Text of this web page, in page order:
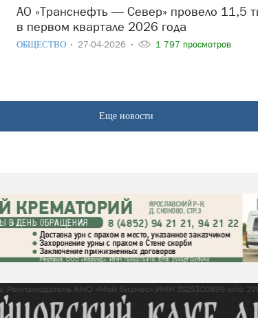
АО «Транснефть — Север» провело 11,5 тыс. исследований
в первом квартале 2026 года
ОБЩЕСТВО 27-04-2026 1 797 просмотров
Еще новости